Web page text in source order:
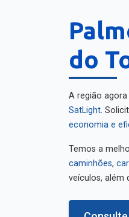
do
A região
SatLight
.
economia e
Temos a
caminhões
veículos,